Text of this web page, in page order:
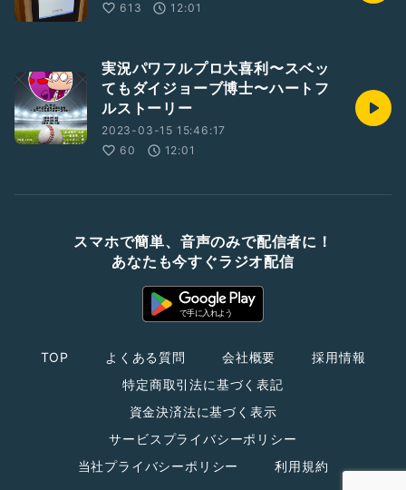
613
12:01
実況パワフルプロ大喜利〜スベッ
てもダイジョーブ博士〜ハートフ
ルストーリー
2023-03-15 15:46:17
60
12:01
スマホで簡単、音声のみで配信者に！
あなたも今すぐラジオ配信
TOP よくある質問 会社概要
採用情報
特定商取引法に基づく表記
資金決済法に基づく表示
サービスプライバシーポリシー
当社プライバシーポリシー
利用規約